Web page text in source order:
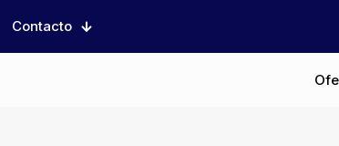
Contacto